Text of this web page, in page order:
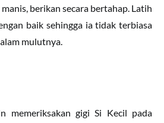
berikan secara bertahap. Latih
baik sehingga ia tidak terbiasa
mulutnya.
memeriksakan gigi Si Kecil pada